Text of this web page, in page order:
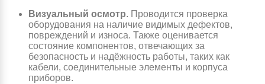
Визуальный осмотр. Проводится проверка
оборудования на наличие видимых дефектов,
повреждений и износа. Также оценивается
состояние компонентов, отвечающих за
безопасность и надёжность работы, таких как
кабели, соединительные элементы и корпуса
приборов.